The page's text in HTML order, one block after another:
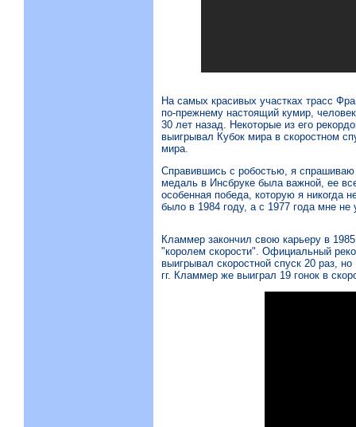
На самых красивых участках трасс
по-прежнему настоящий кумир,
30 лет назад. Некоторые из его
выигрывал Кубок мира в скоростном
мира.
Справившись с робостью, я спрашиваю
медаль в Инсбруке была важной, ее
особенная победа, которую я никогда
было в 1984 году, а с 1977 года мне
Кламмер закончил свою карьеру в
"королем скорости". Официальный
выигрывал скоростной спуск 20 раз,
гг. Кламмер же выиграл 19 гонок в